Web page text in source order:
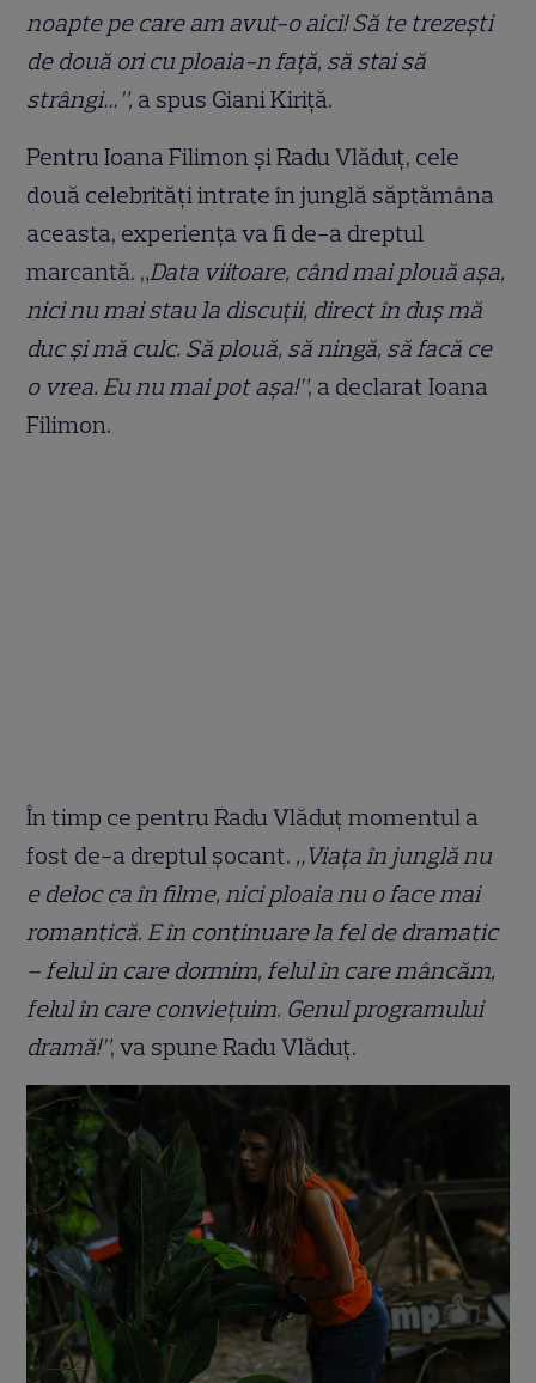
noapte pe care am avut-o aici! Să te trezești
de două ori cu ploaia-n față, să stai să
strângi…”, a spus Giani Kiriță.
Pentru Ioana Filimon și Radu Vlăduț, cele
două celebrități intrate în junglă săptămâna
aceasta, experiența va fi de-a dreptul
marcantă. „Data viitoare, când mai plouă așa,
nici nu mai stau la discuții, direct în duș mă
duc și mă culc. Să plouă, să ningă, să facă ce
o vrea. Eu nu mai pot așa!”, a declarat Ioana
Filimon.
În timp ce pentru Radu Vlăduț momentul a
fost de-a dreptul șocant. „Viața în junglă nu
e deloc ca în filme, nici ploaia nu o face mai
romantică. E în continuare la fel de dramatic
– felul în care dormim, felul în care mâncăm,
felul în care conviețuim. Genul programului
dramă!”, va spune Radu Vlăduț.